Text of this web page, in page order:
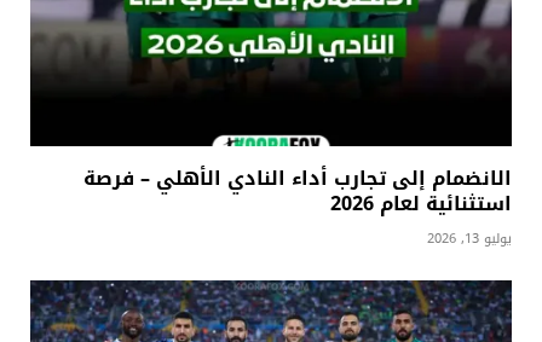
الانضمام إلى تجارب أداء النادي الأهلي – فرصة
استثنائية لعام 2026
يوليو 13, 2026